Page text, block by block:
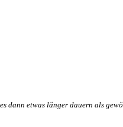
dann etwas länger dauern als